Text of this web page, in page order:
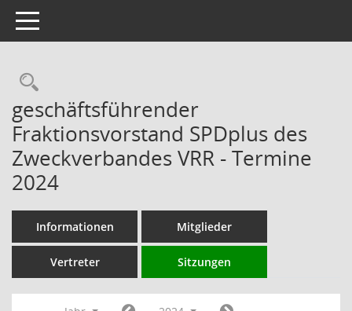
Toggle navigation
Rechercheauswahl
geschäftsführender
Fraktionsvorstand SPDplus des
Zweckverbandes VRR - Termine
2024
Informationen Mitglieder
Vertreter Sitzungen